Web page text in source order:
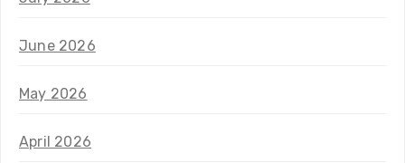
June 2026
May 2026
April 2026